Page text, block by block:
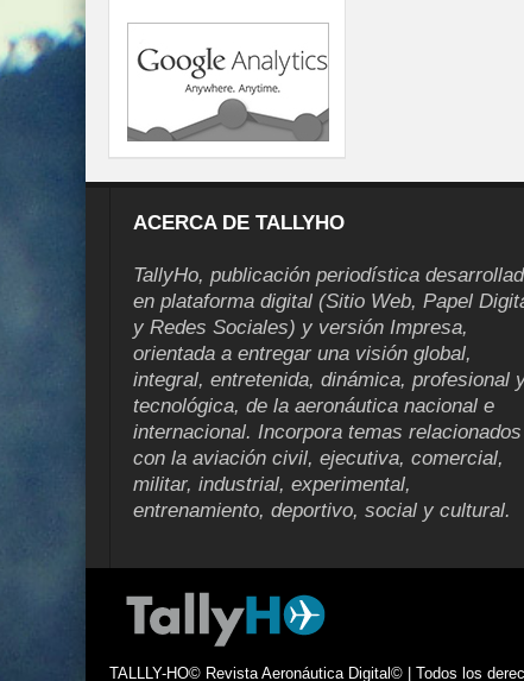
ACERCA DE TALLYHO
TallyHo, publicación periodística
en plataforma digital (Sitio Web, Papel
y Redes Sociales) y versión Impresa,
orientada a entregar una visión global,
integral, entretenida, dinámica, profesional
tecnológica, de la aeronáutica nacional e
internacional. Incorpora temas relacionados
con la aviación civil, ejecutiva, comercial,
militar, industrial, experimental,
entrenamiento, deportivo, social y cultural.
TALLLY-HO© Revista Aeronáutica Digital© | Todos los